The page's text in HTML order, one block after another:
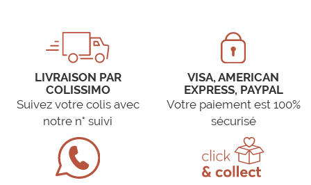
LIVRAISON PAR
COLISSIMO
Suivez votre colis avec
notre n° suivi
VISA, AMERICAN
EXPRESS, PAYPAL
Votre paiement est 100%
sécurisé